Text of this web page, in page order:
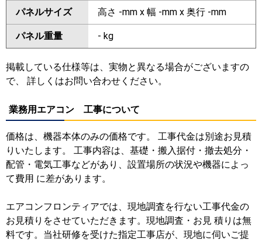
パネルサイズ 高さ -mm x 幅 -mm x 奥行 -mm
パネル重量 - kg
掲載している仕様等は、実物と異なる場合がございますの
で、 詳しくはお問い合わせください。
業務用エアコン 工事について
価格は、機器本体のみの価格です。 工事代金は別途お見積
りいたします。 工事内容は、基礎・搬入据付・撤去処分・
配管・電気工事などがあり、設置場所の状況や機器によっ
て費用 に差があります。
エアコンフロンティアでは、現地調査を行ない工事代金の
お見積りをさせていただきます。現地調査・お見 積りは無
料です。当社研修を受けた指定工事店が、現地に伺いご提